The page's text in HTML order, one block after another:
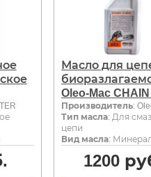
Масло для
Oleo-Mac
Производитель:
Тип масла: Для
цепи
Вид масла:
1200